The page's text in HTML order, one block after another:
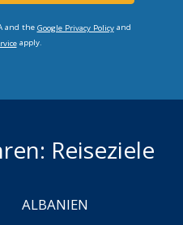
and the Google Privacy Policyand
apply.
Reiseziele
ALBANIEN